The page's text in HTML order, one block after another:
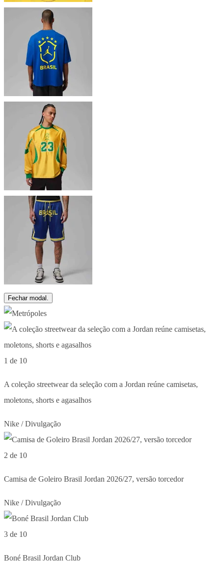
Fechar modal.
1 de 10
A coleção streetwear da seleção com a Jordan reúne camisetas,
moletons, shorts e agasalhos
Nike / Divulgação
2 de 10
Camisa de Goleiro Brasil Jordan 2026/27, versão torcedor
Nike / Divulgação
3 de 10
Boné Brasil Jordan Club